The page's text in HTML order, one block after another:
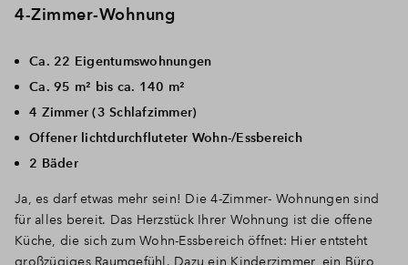
4-Zimmer-Wohnung
Ca. 22 Eigentumswohnungen
Ca. 95 m² bis ca. 140 m²
4 Zimmer (3 Schlafzimmer)
Offener lichtdurchfluteter Wohn-/Essbereich
2 Bäder
Ja, es darf etwas mehr sein! Die 4-Zimmer- Wohnungen sind
für alles bereit. Das Herzstück Ihrer Wohnung ist die offene
Küche, die sich zum Wohn-Essbereich öffnet: Hier entsteht
großzügiges Raumgefühl. Dazu ein Kinderzimmer, ein Büro